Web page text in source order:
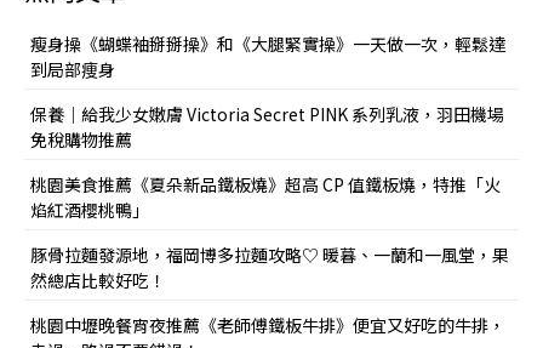
瘦身操《蝴蝶袖掰掰操》和《大腿緊實操》一天做一次，輕鬆達
到局部痩身
保養｜給我少女嫩膚 Victoria Secret PINK 系列乳液，羽田機場
免稅購物推薦
桃園美食推薦《夏朵新品鐵板燒》超高 CP 值鐵板燒，特推「火
焰紅酒櫻桃鴨」
豚骨拉麵發源地，福岡博多拉麵攻略♡ 暖暮、一蘭和一風堂，果
然總店比較好吃！
桃園中壢晚餐宵夜推薦《老師傅鐵板牛排》便宜又好吃的牛排，